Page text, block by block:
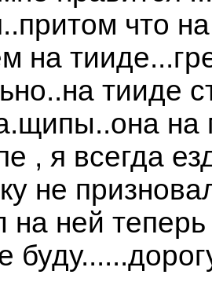
что
на
тииде
на
, я всегда
не
на ней